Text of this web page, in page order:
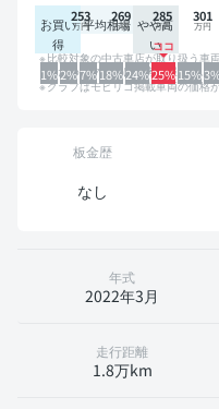
お買い
得
平均相場 やや高
い
1%2%7%18%24%25%15%
253 269 285 301
比較対象の中古車店が取り扱う車
るため、グラフは参考情報です。
グラフはモビリコ掲載車両の価格
板金歴
なし
年式
2022年3月
走行距離
1.8万km